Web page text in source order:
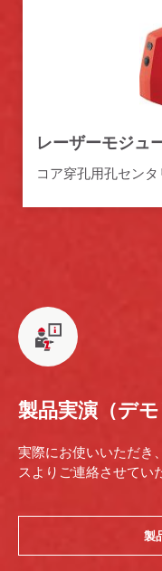
レーザーモジュ
コア穿孔用孔セン
製品実演（デ
実際にお使いいただき
スよりご連絡させてい
製